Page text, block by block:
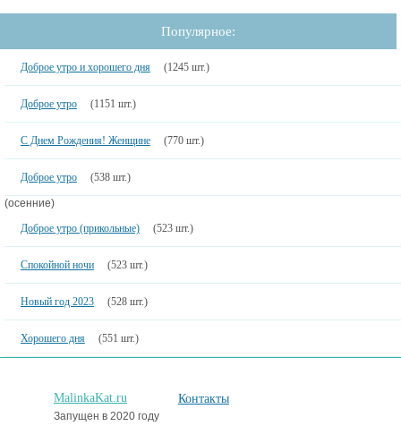
Популярное:
Доброе утро и хорошего дня (1245 шт.)
Доброе утро (1151 шт.)
С Днем Рождения! Женщине (770 шт.)
Доброе утро (538 шт.)
(осенние)
Доброе утро (прикольные)
(523 шт.)
Спокойной ночи (523 шт.)
Новый год 2023 (528 шт.)
Хорошего дня (551 шт.)
MalinkaKat.ru
Запущен в 2020 году
Контакты